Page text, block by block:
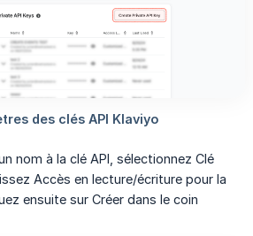
nom à la clé API, sélectionnez Clé
Accès en lecture/écriture pour la
ensuite sur Créer dans le coin